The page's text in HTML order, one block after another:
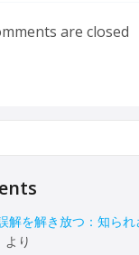
are closed
解を解き放つ：知ら
より